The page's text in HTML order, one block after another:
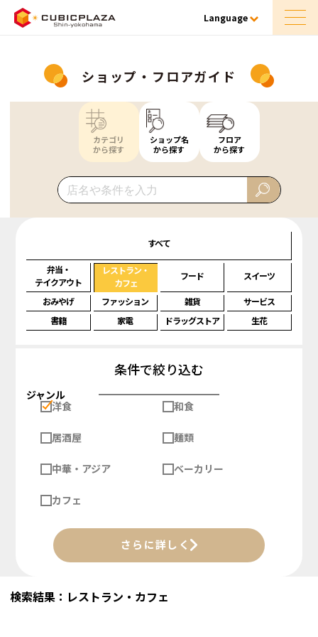
Language
ショップ・フロアガイド
カテゴリ
から探す
ショップ名
から探す
フロア
から探す
すべて
弁当・
テイクアウト
レストラン・
カフェ
フード スイーツ
おみやげ ファッション 雑貨
サービス
書籍
家電 ドラッグストア 生花
条件で絞り込む
ジャンル
洋食
和食
居酒屋 麺類
中華・アジア ベーカリー
カフェ
さらに詳しく
検索結果：レストラン・カフェ